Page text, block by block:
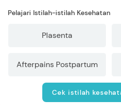
Pelajari Istilah-istilah Kesehatan
Plasenta
Afterpains Postpartum
Cek istilah